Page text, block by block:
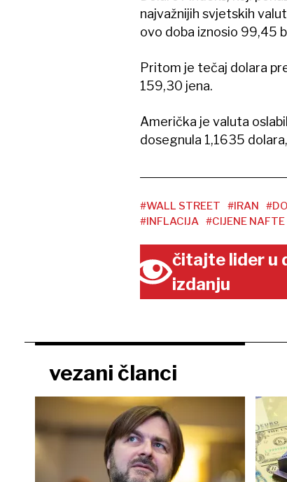
najvažnijih svjetskih
ovo doba iznosio 99,45
Pritom je tečaj dolara
159,30 jena.
Američka je valuta
dosegnula 1,1635
#WALL STREET #IRAN
#INFLACIJA #CIJENE NAFTE
čitajte lider u
izdanju
vezani članci